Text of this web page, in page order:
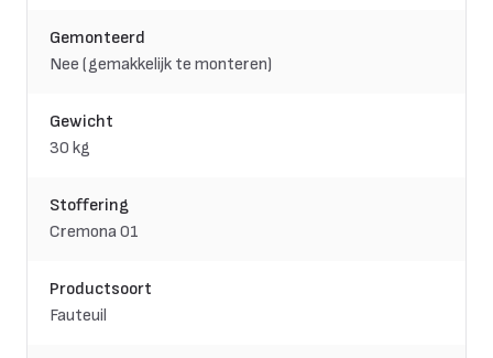
Gemonteerd
Nee (gemakkelijk te monteren)
Gewicht
30 kg
Stoffering
Cremona 01
Productsoort
Fauteuil